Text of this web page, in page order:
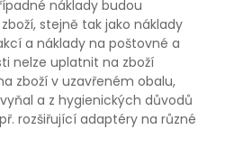
náklady budou
stejně tak jako náklady
a náklady na poštovné a
nelze uplatnit na zboží
zboží v uzavřeném obalu,
a z hygienických důvodů
rozšiřující adaptéry na různé